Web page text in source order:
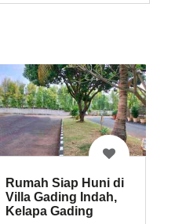
Rumah Siap Huni di
Villa Gading Indah,
Kelapa Gading